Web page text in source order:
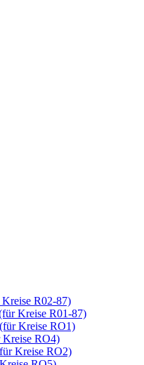
R02-87)
Kreise R01-87)
Kreise RO1)
Kreise RO4)
Kreise RO2)